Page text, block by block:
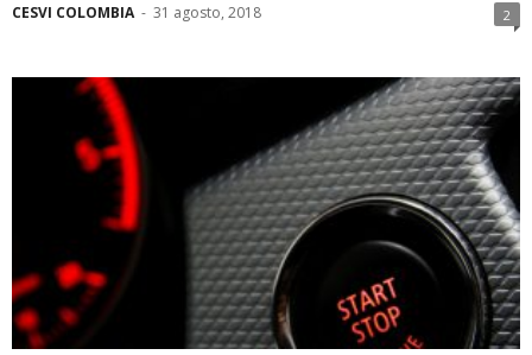
CESVI COLOMBIA - 31 agosto, 2018 2